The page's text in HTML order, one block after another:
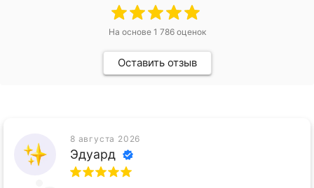
На основе 1 786оценок
Оставить отзыв
8 августа 2026
Эдуард